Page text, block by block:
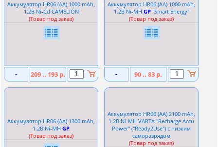
Аккумулятор HR06 (АА) 1000 mAh,
1.2В Ni-Cd CAMELION
(Товар под заказ)
- 209 .. 193 р.
Аккумулятор HR06 (АА) 1000 mAh,
1.2В Ni-MH GP''Smart Energy''
(Товар под заказ)
- 90 .. 83 р.
Аккумулятор HR06 (АА) 1300 mAh,
1.2В Ni-MH GP
(Товар под заказ)
Аккумулятор HR06 (АА) 2100 mAh,
1.2В Ni-MH VARTA ''Recharge Accu
Power'' (''Ready2Use'') с низким
саморазрядом
(Товар под заказ)